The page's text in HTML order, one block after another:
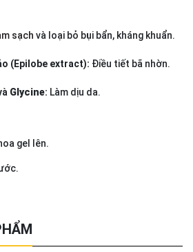
sạch và loại bỏ bụi bẩn, kháng khuẩn.
(Epilobe extract): Điều tiết bã nhờn.
Glycine: Làm dịu da.
gel lên.